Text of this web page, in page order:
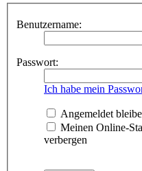
Benutzername:
Passwort:
Ich habe mein
Angemeldet
Meinen Online-
verbergen